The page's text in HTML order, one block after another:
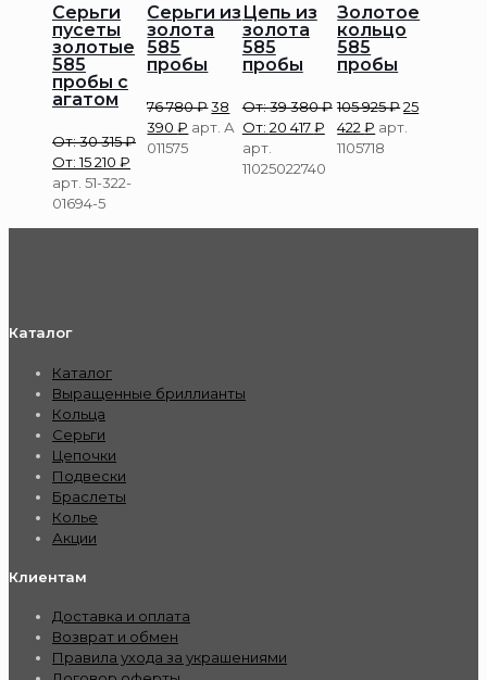
Серьги
пусеты
золотые
585
пробы с
агатом
От:30 315₽
От:15 210 ₽
арт. 51-322-
01694-5
Серьги из
золота
585
пробы
76 780₽38
390₽ арт. А
011575
Цепь из
золота
585
пробы
От:39 380₽
От: 20 417₽
арт.
11025022740
Золотое
кольцо
585
пробы
105 925₽25
422₽ арт.
1105718
Каталог
Каталог
Выращенные бриллианты
Кольца
Серьги
Цепочки
Подвески
Браслеты
Колье
Акции
Клиентам
Доставка и оплата
Возврат и обмен
Правила ухода за украшениями